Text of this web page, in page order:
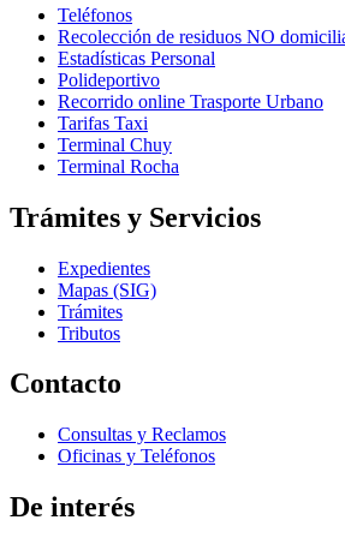
Teléfonos
Recolección de residuos NO
Estadísticas Personal
Polideportivo
Recorrido online Trasporte Urbano
Tarifas Taxi
Terminal Chuy
Terminal Rocha
Trámites y Servicios
Expedientes
Mapas (SIG)
Trámites
Tributos
Contacto
Consultas y Reclamos
Oficinas y Teléfonos
De interés